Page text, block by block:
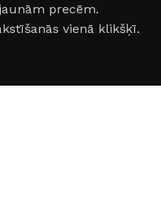
precēm.
vienā klikšķī.